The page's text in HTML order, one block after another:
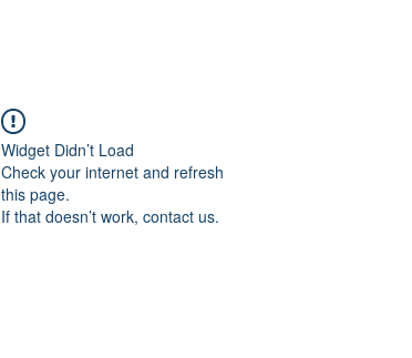
Widget Didn’t Load
Check your internet and refresh
this page.
If that doesn’t work, contact us.